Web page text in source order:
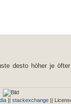
desto höher je
|| stackexchange||